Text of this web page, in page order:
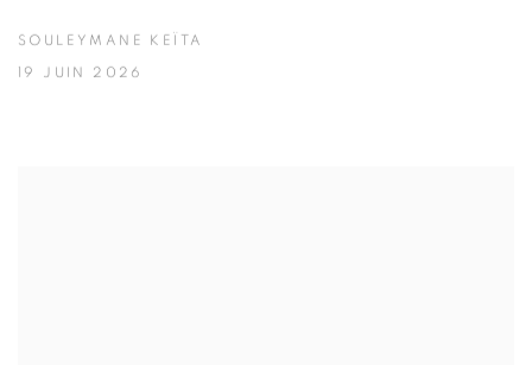
SOULEYMANE KEÏTA
19 JUIN 2026